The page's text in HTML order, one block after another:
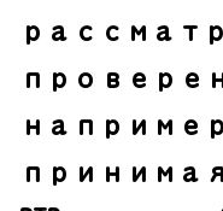
например